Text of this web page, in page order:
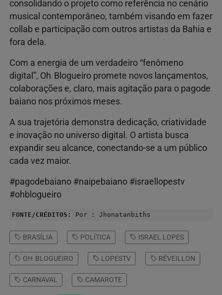
consolidando o projeto como referência no cenário
musical contemporâneo, também visando em fazer
collab e participação com outros artistas da Bahia e
fora dela.
Com a energia de um verdadeiro “fenômeno
digital”, Oh Blogueiro promete novos lançamentos,
colaborações e, claro, mais agitação para o pagode
baiano nos próximos meses.
A sua trajetória demonstra dedicação, criatividade
e inovação no universo digital. O artista busca
expandir seu alcance, conectando‑se a um público
cada vez maior.
#pagodebaiano #naipebaiano #israellopestv
#ohblogueiro
FONTE/CRÉDITOS: Por : Jhonatanbiths
BRASÍLIA POLÍTICA ISRAEL LOPES
OH BLOGUEIRO LOPESTV RÉVEILLON
CARNAVAL CAMAROTE